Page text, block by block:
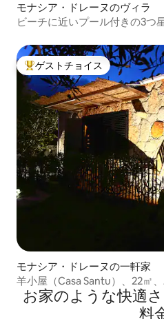
モナシア・ドレーヌのヴィラ
ビーチに近いプール付きの3つ
大好評のゲストチョイスです。
ゲストチョイス
モナシア・ドレーヌの一軒家
羊小屋（Casa Santu）、22㎡
コン
お家のような快⁠適⁠
料⁠